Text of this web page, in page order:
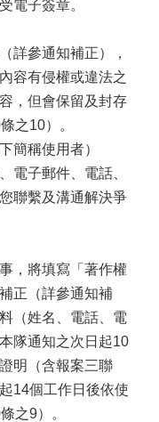
電子簽章。
詳參通知補正），
容有侵權或違法之
，但會保留及封存
之10）。
簡稱使用者）
電子郵件、電話、
聯繫及溝通解決爭
，將填寫「著作權
正（詳參通知補
（姓名、電話、電
隊通知之次日起10
明（含報案三聯
14個工作日後依使
之9）。